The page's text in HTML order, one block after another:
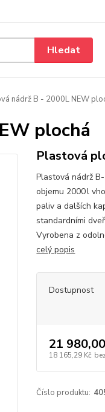
Hledat
nádrž B - 2000L NEW
plochá
Plastová
Plastová nádrž
objemu 2000 l
paliv a dalších
standardními
Vyrobena z
celý popis
Dostupnost
21
18 165,29 Kč
Číslo produktu: